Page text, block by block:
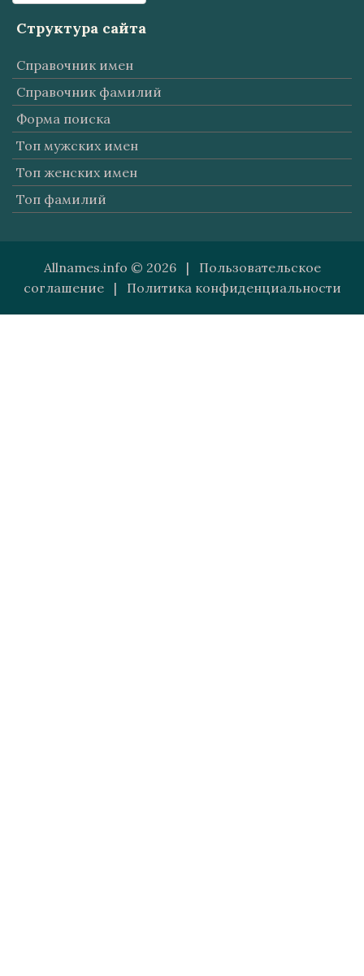
Структура сайта
Справочник имен
Справочник фамилий
Форма поиска
Топ мужских имен
Топ женских имен
Топ фамилий
Allnames.info © 2026 | Пользовательское
соглашение| Политика конфиденциальности